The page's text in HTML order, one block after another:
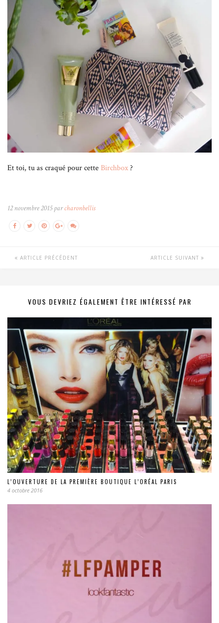
Et toi, tu as craqué pour cette Birchbox ?
12 novembre 2015 parcharonbellis
ARTICLE PRÉCÉDENT ARTICLE SUIVANT
VOUS DEVRIEZ ÉGALEMENT ÊTRE INTÉRESSÉ PAR
L’OUVERTURE DE LA PREMIÈRE BOUTIQUE L’ORÉAL PARIS
4 octobre 2016